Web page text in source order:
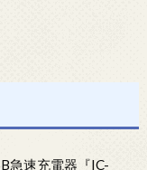
急速充電器『IC-